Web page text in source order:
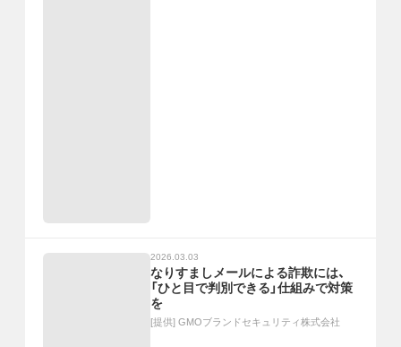
2026.03.03
なりすましメールによる詐欺には、
「ひと目で判別できる」仕組みで対策
を
[提供] GMOブランドセキュリティ株式会社